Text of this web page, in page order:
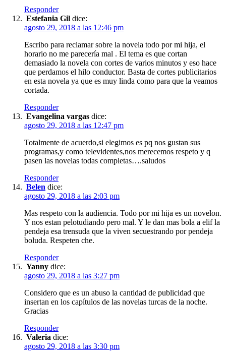
Responder
Estefania Gil dice:
agosto 29, 2018 a las 12:46 pm
Escribo para reclamar sobre la novela todo por mi hija, el
horario no me parecería mal . El tema es que cortan
demasiado la novela con cortes de varios minutos y eso hace
que perdamos el hilo conductor. Basta de cortes publicitarios
en esta novela ya que es muy linda como para que la veamos
cortada.
Responder
Evangelina vargas dice:
agosto 29, 2018 a las 12:47 pm
Totalmente de acuerdo,si elegimos es pq nos gustan sus
programas,y como televidentes,nos merecemos respeto y q
pasen las novelas todas completas….saludos
Responder
Belen dice:
agosto 29, 2018 a las 2:03 pm
Mas respeto con la audiencia. Todo por mi hija es un novelon.
Y nos estan pelotudiando pero mal. Y le dan mas bola a elif la
pendeja esa trensuda que la viven secuestrando por pendeja
boluda. Respeten che.
Responder
Yanny dice:
agosto 29, 2018 a las 3:27 pm
Considero que es un abuso la cantidad de publicidad que
insertan en los capítulos de las novelas turcas de la noche.
Gracias
Responder
Valeria dice:
agosto 29, 2018 a las 3:30 pm